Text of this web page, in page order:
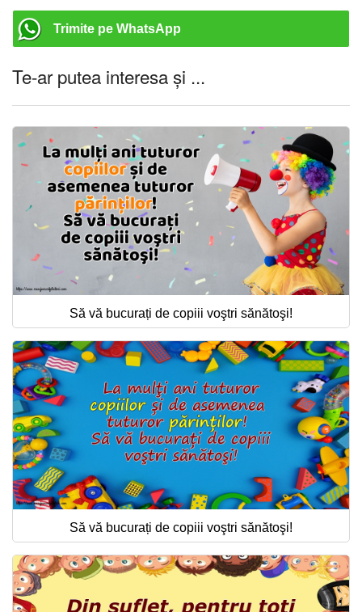
Trimite pe WhatsApp
Te-ar putea interesa și ...
Să vă bucurați de copiii voştri sănătoşi!
Să vă bucurați de copiii voştri sănătoşi!